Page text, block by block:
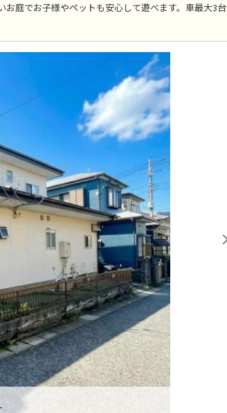
庭でお子様やペットも安心して遊べます。車最大3台